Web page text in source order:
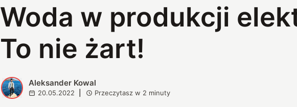
Woda w produkcji
To nie żart!
A Aleksander Kowal
20.05.2022 Przeczytasz w 2 minuty